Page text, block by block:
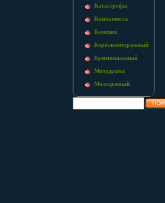
Катастрофы
Киноповесть
Комедия
Короткометражный
Криминальный
Мелодрама
Молодежный